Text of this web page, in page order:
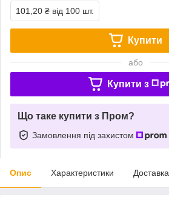
101,20 ₴ від 100 шт.
Купити
або
Купити з
Що таке купити з Пром?
Замовлення під захистом
Опис Характеристики Доставка